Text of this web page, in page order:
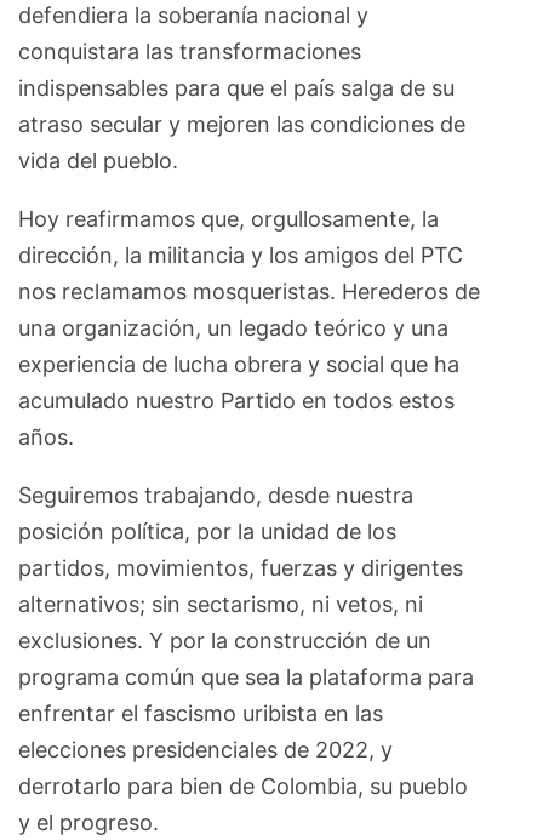
defendiera la soberanía nacional y
conquistara las transformaciones
indispensables para que el país salga de su
atraso secular y mejoren las condiciones de
vida del pueblo.
Hoy reafirmamos que, orgullosamente, la
dirección, la militancia y los amigos del PTC
nos reclamamos mosqueristas. Herederos de
una organización, un legado teórico y una
experiencia de lucha obrera y social que ha
acumulado nuestro Partido en todos estos
años.
Seguiremos trabajando, desde nuestra
posición política, por la unidad de los
partidos, movimientos, fuerzas y dirigentes
alternativos; sin sectarismo, ni vetos, ni
exclusiones. Y por la construcción de un
programa común que sea la plataforma para
enfrentar el fascismo uribista en las
elecciones presidenciales de 2022, y
derrotarlo para bien de Colombia, su pueblo
y el progreso.